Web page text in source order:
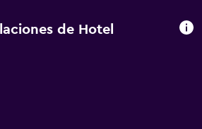
de Hotel